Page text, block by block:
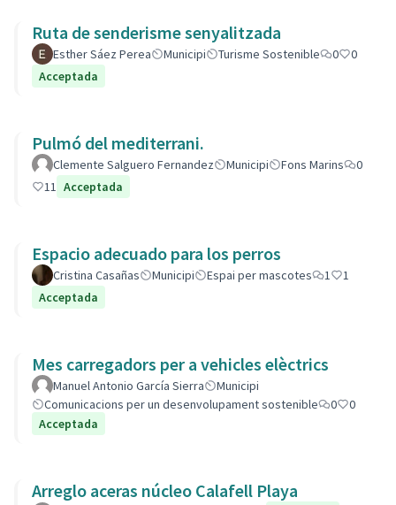
Ruta de senderisme senyalitzada
Esther Sáez Perea Municipi Turisme Sostenible 0
0
Acceptada
Pulmó del mediterrani.
Clemente Salguero Fernandez Municipi Fons Marins
0
11 Acceptada
Espacio adecuado para los perros
Cristina Casañas Municipi Espai per mascotes 1
1
Acceptada
Mes carregadors per a vehicles elèctrics
Manuel Antonio García Sierra
Municipi
Comunicacions per un desenvolupament sostenible
0
0
Acceptada
Arreglo aceras núcleo Calafell Playa